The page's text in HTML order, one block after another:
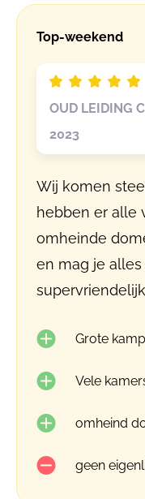
Top-weekend
OUD LEIDING
2023
Wij komen
hebben er alle
omheinde
en mag je
Grote
Vele
omheind
geen